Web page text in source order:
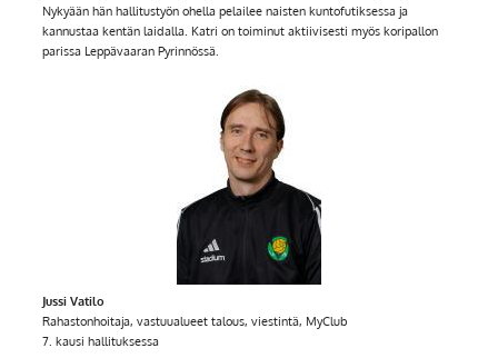
Nykyään hän hallitustyön ohella pelailee naisten kuntofutiksessa ja
kannustaa kentän laidalla. Katri on toiminut aktiivisesti myös koripallon
parissa Leppävaaran Pyrinnössä.
Jussi Vatilo
Rahastonhoitaja, vastuualueet talous, viestintä, MyClub
7. kausi hallituksessa